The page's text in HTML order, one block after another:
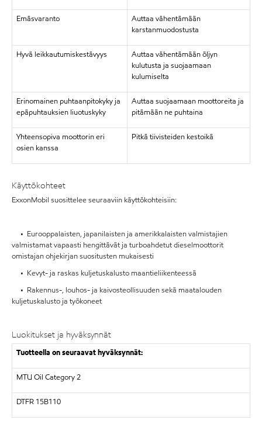
Emäsvaranto
Auttaa vähentämään
karstanmuodostusta
Hyvä leikkautumiskestävyys
Auttaa vähentämään öljyn
kulutusta ja suojaamaan
kulumiselta
Erinomainen puhtaanpitokyky ja
epäpuhtauksien liuotuskyky
Auttaa suojaamaan moottoreita ja
pitämään ne puhtaina
Yhteensopiva moottorin eri
osien kanssa
Pitkä tiivisteiden kestoikä
Käyttökohteet
ExxonMobil suosittelee seuraaviin käyttökohteisiin:
• Eurooppalaisten, japanilaisten ja amerikkalaisten valmistajien
valmistamat vapaasti hengittävät ja turboahdetut dieselmoottorit
omistajan ohjekirjan suositusten mukaisesti
• Kevyt- ja raskas kuljetuskalusto maantieliikenteessä
• Rakennus-, louhos- ja kaivosteollisuuden sekä maatalouden
kuljetuskalusto ja työkoneet
Luokitukset ja hyväksynnät
Tuotteella on seuraavat hyväksynnät:
MTU Oil Category 2
DTFR 15B110